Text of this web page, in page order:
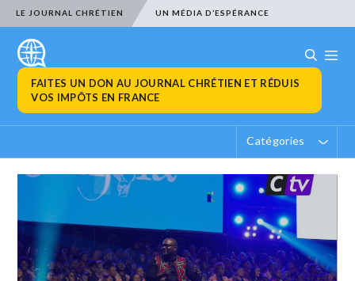
LE JOURNAL CHRÉTIEN UN MÉDIA D’ESPÉRANCE
FAITES UN DON AU JOURNAL CHRÉTIEN ET RÉDUIS
VOS IMPÔTS EN FRANCE
Catégories